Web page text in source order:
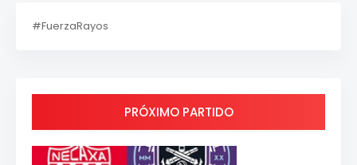
#FuerzaRayos
PRÓXIMO PARTIDO